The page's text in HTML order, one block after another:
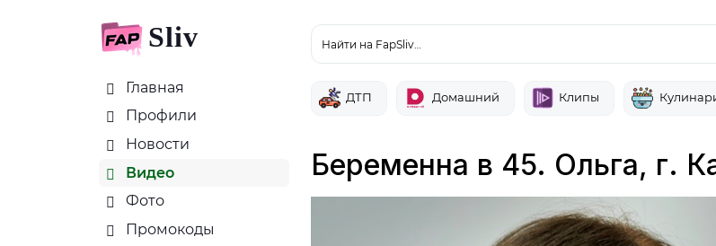
Sliv
Главная
Профили
Новости
Видео
Фото
Промокоды
Найти на FapSliv…
ДТП Домашний Клипы
Беременна в 45. Ольга, г.